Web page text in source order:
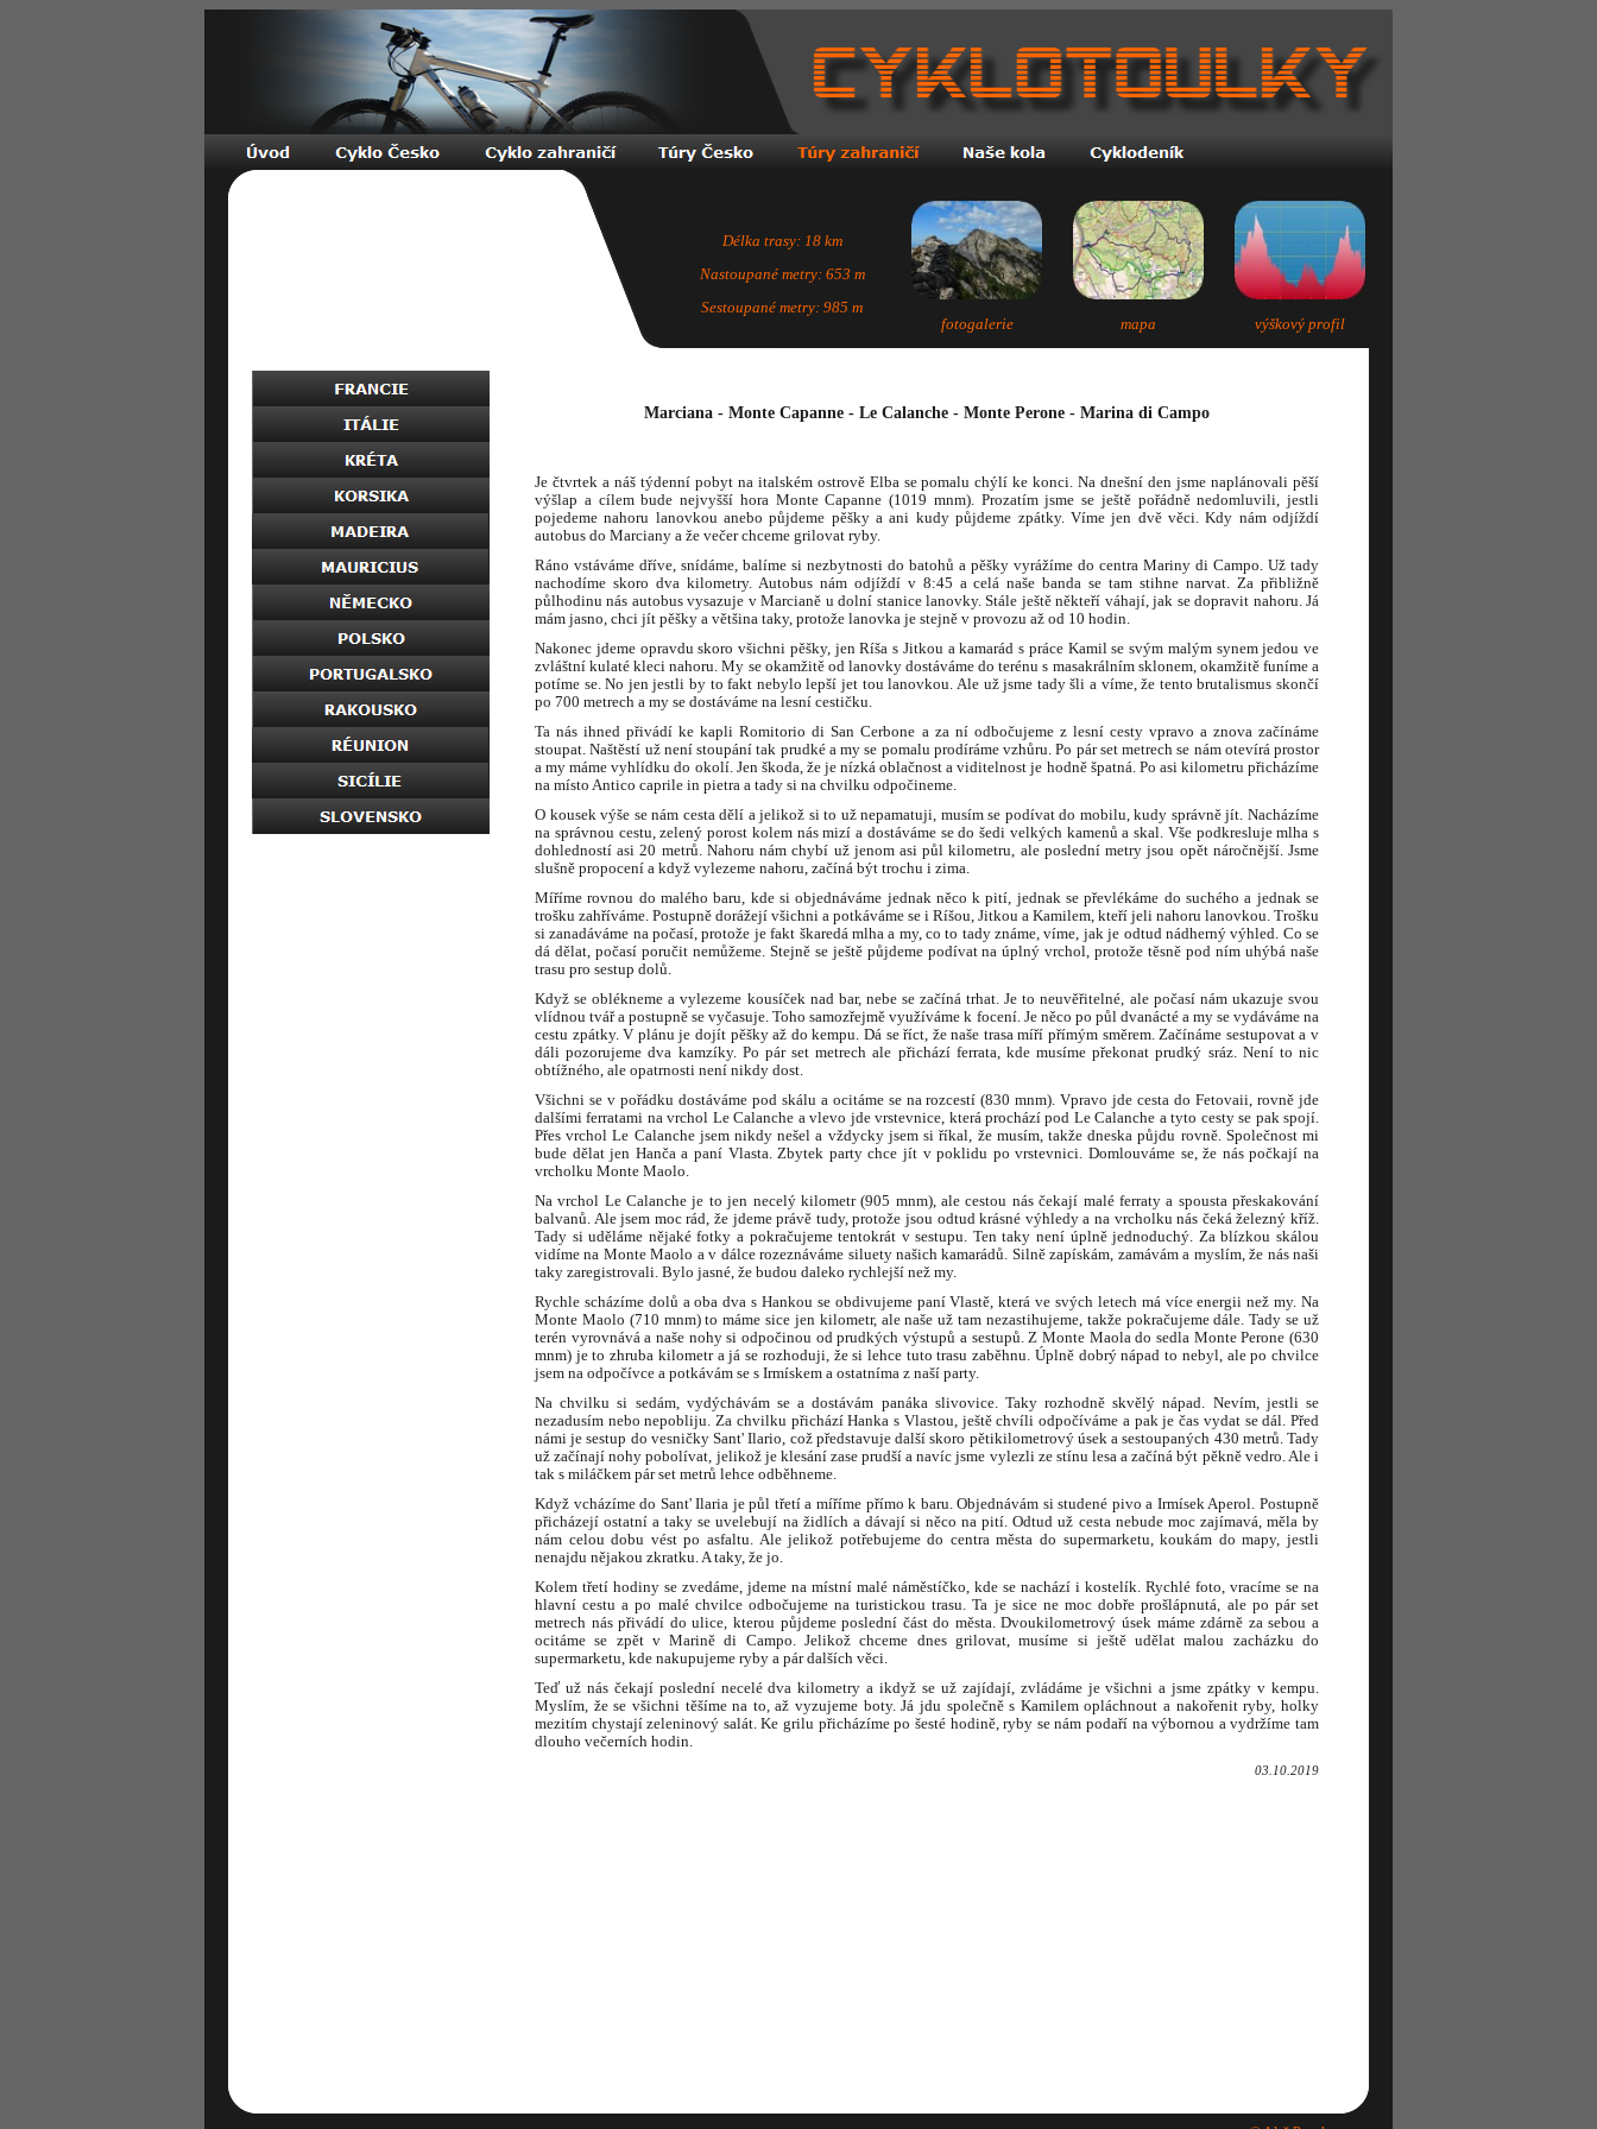
Marciana - Monte Capanne - Le Calanche - Monte Perone - Marina di Campo
Je čtvrtek a náš týdenní pobyt na italském ostrově Elba se pomalu chýlí ke konci. Na dnešní den jsme naplánovali pěší
výšlap a cílem bude nejvyšší hora Monte Capanne (1019 mnm). Prozatím jsme se ještě pořádně nedomluvili, jestli
pojedeme nahoru lanovkou anebo půjdeme pěšky a ani kudy půjdeme zpátky. Víme jen dvě věci. Kdy nám odjíždí
autobus do Marciany a že večer chceme grilovat ryby.
Ráno vstáváme dříve, snídáme, balíme si nezbytnosti do batohů a pěšky vyrážíme do centra Mariny di Campo. Už tady
nachodíme skoro dva kilometry. Autobus nám odjíždí v 8:45 a celá naše banda se tam stihne narvat. Za přibližně
půlhodinu nás autobus vysazuje v Marcianě u dolní stanice lanovky. Stále ještě někteří váhají, jak se dopravit nahoru. Já
mám jasno, chci jít pěšky a většina taky, protože lanovka je stejně v provozu až od 10 hodin.
Nakonec jdeme opravdu skoro všichni pěšky, jen Ríša s Jitkou a kamarád s práce Kamil se svým malým synem jedou ve
zvláštní kulaté kleci nahoru. My se okamžitě od lanovky dostáváme do terénu s masakrálním sklonem, okamžitě funíme a
potíme se. No jen jestli by to fakt nebylo lepší jet tou lanovkou. Ale už jsme tady šli a víme, že tento brutalismus skončí
po 700 metrech a my se dostáváme na lesní cestičku.
Ta nás ihned přivádí ke kapli Romitorio di San Cerbone a za ní odbočujeme z lesní cesty vpravo a znova začínáme
stoupat. Naštěstí už není stoupání tak prudké a my se pomalu prodíráme vzhůru. Po pár set metrech se nám otevírá prostor
a my máme vyhlídku do okolí. Jen škoda, že je nízká oblačnost a viditelnost je hodně špatná. Po asi kilometru přicházíme
na místo Antico caprile in pietra a tady si na chvilku odpočineme.
O kousek výše se nám cesta dělí a jelikož si to už nepamatuji, musím se podívat do mobilu, kudy správně jít. Nacházíme
na správnou cestu, zelený porost kolem nás mizí a dostáváme se do šedi velkých kamenů a skal. Vše podkresluje mlha s
dohledností asi 20 metrů. Nahoru nám chybí už jenom asi půl kilometru, ale poslední metry jsou opět náročnější. Jsme
slušně propocení a když vylezeme nahoru, začíná být trochu i zima.
Míříme rovnou do malého baru, kde si objednáváme jednak něco k pití, jednak se převlékáme do suchého a jednak se
trošku zahříváme. Postupně dorážejí všichni a potkáváme se i Ríšou, Jitkou a Kamilem, kteří jeli nahoru lanovkou. Trošku
si zanadáváme na počasí, protože je fakt škaredá mlha a my, co to tady známe, víme, jak je odtud nádherný výhled. Co se
dá dělat, počasí poručit nemůžeme. Stejně se ještě půjdeme podívat na úplný vrchol, protože těsně pod ním uhýbá naše
trasu pro sestup dolů.
Když se oblékneme a vylezeme kousíček nad bar, nebe se začíná trhat. Je to neuvěřitelné, ale počasí nám ukazuje svou
vlídnou tvář a postupně se vyčasuje. Toho samozřejmě využíváme k focení. Je něco po půl dvanácté a my se vydáváme na
cestu zpátky. V plánu je dojít pěšky až do kempu. Dá se říct, že naše trasa míří přímým směrem. Začínáme sestupovat a v
dáli pozorujeme dva kamzíky. Po pár set metrech ale přichází ferrata, kde musíme překonat prudký sráz. Není to nic
obtížného, ale opatrnosti není nikdy dost.
Všichni se v pořádku dostáváme pod skálu a ocitáme se na rozcestí (830 mnm). Vpravo jde cesta do Fetovaii, rovně jde
dalšími ferratami na vrchol Le Calanche a vlevo jde vrstevnice, která prochází pod Le Calanche a tyto cesty se pak spojí.
Přes vrchol Le Calanche jsem nikdy nešel a vždycky jsem si říkal, že musím, takže dneska půjdu rovně. Společnost mi
bude dělat jen Hanča a paní Vlasta. Zbytek party chce jít v poklidu po vrstevnici. Domlouváme se, že nás počkají na
vrcholku Monte Maolo.
Na vrchol Le Calanche je to jen necelý kilometr (905 mnm), ale cestou nás čekají malé ferraty a spousta přeskakování
balvanů. Ale jsem moc rád, že jdeme právě tudy, protože jsou odtud krásné výhledy a na vrcholku nás čeká železný kříž.
Tady si uděláme nějaké fotky a pokračujeme tentokrát v sestupu. Ten taky není úplně jednoduchý. Za blízkou skálou
vidíme na Monte Maolo a v dálce rozeznáváme siluety našich kamarádů. Silně zapískám, zamávám a myslím, že nás naši
taky zaregistrovali. Bylo jasné, že budou daleko rychlejší než my.
Rychle scházíme dolů a oba dva s Hankou se obdivujeme paní Vlastě, která ve svých letech má více energii než my. Na
Monte Maolo (710 mnm) to máme sice jen kilometr, ale naše už tam nezastihujeme, takže pokračujeme dále. Tady se už
terén vyrovnává a naše nohy si odpočinou od prudkých výstupů a sestupů. Z Monte Maola do sedla Monte Perone (630
mnm) je to zhruba kilometr a já se rozhoduji, že si lehce tuto trasu zaběhnu. Úplně dobrý nápad to nebyl, ale po chvilce
jsem na odpočívce a potkávám se s Irmískem a ostatníma z naší party.
Na chvilku si sedám, vydýchávám se a dostávám panáka slivovice. Taky rozhodně skvělý nápad. Nevím, jestli se
nezadusím nebo nepobliju. Za chvilku přichází Hanka s Vlastou, ještě chvíli odpočíváme a pak je čas vydat se dál. Před
námi je sestup do vesničky Sant' Ilario, což představuje další skoro pětikilometrový úsek a sestoupaných 430 metrů. Tady
už začínají nohy pobolívat, jelikož je klesání zase prudší a navíc jsme vylezli ze stínu lesa a začíná být pěkně vedro. Ale i
tak s miláčkem pár set metrů lehce odběhneme.
Když vcházíme do Sant' Ilaria je půl třetí a míříme přímo k baru. Objednávám si studené pivo a Irmísek Aperol. Postupně
přicházejí ostatní a taky se uvelebují na židlích a dávají si něco na pití. Odtud už cesta nebude moc zajímavá, měla by
nám celou dobu vést po asfaltu. Ale jelikož potřebujeme do centra města do supermarketu, koukám do mapy, jestli
nenajdu nějakou zkratku. A taky, že jo.
Kolem třetí hodiny se zvedáme, jdeme na místní malé náměstíčko, kde se nachází i kostelík. Rychlé foto, vracíme se na
hlavní cestu a po malé chvilce odbočujeme na turistickou trasu. Ta je sice ne moc dobře prošlápnutá, ale po pár set
metrech nás přivádí do ulice, kterou půjdeme poslední část do města. Dvoukilometrový úsek máme zdárně za sebou a
ocitáme se zpět v Marině di Campo. Jelikož chceme dnes grilovat, musíme si ještě udělat malou zacházku do
supermarketu, kde nakupujeme ryby a pár dalších věci.
Teď už nás čekají poslední necelé dva kilometry a ikdyž se už zajídají, zvládáme je všichni a jsme zpátky v kempu.
Myslím, že se všichni těšíme na to, až vyzujeme boty. Já jdu společně s Kamilem opláchnout a nakořenit ryby, holky
mezitím chystají zeleninový salát. Ke grilu přicházíme po šesté hodině, ryby se nám podaří na výbornou a vydržíme tam
dlouho večerních hodin.
03.10.2019
Délka trasy: 18 km
Nastoupané metry: 653 m
Sestoupané metry: 985 m
fotogalerie
mapa výškový profil